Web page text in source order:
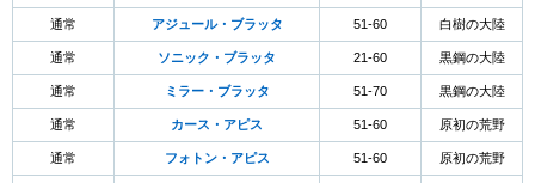
通常 アジュール・ブラッタ 51-60 白樹の大陸
通常 ソニック・ブラッタ 21-60 黒鋼の大陸
通常 ミラー・ブラッタ 51-70 黒鋼の大陸
通常 カース・アピス 51-60 原初の荒野
通常 フォトン・アピス 51-60 原初の荒野